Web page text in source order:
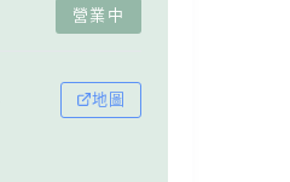
營業中
地圖